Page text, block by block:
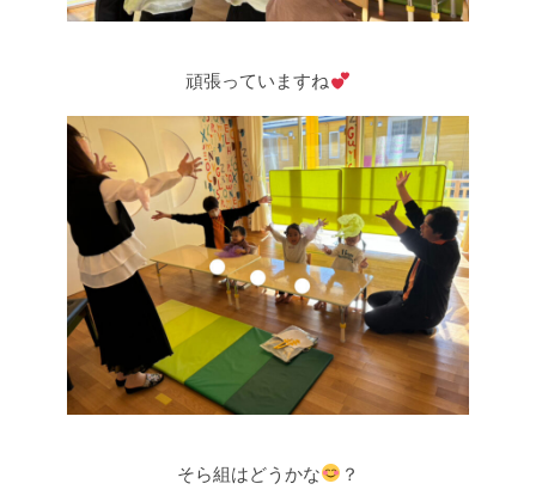
頑張っていますね
そら組はどうかな ？